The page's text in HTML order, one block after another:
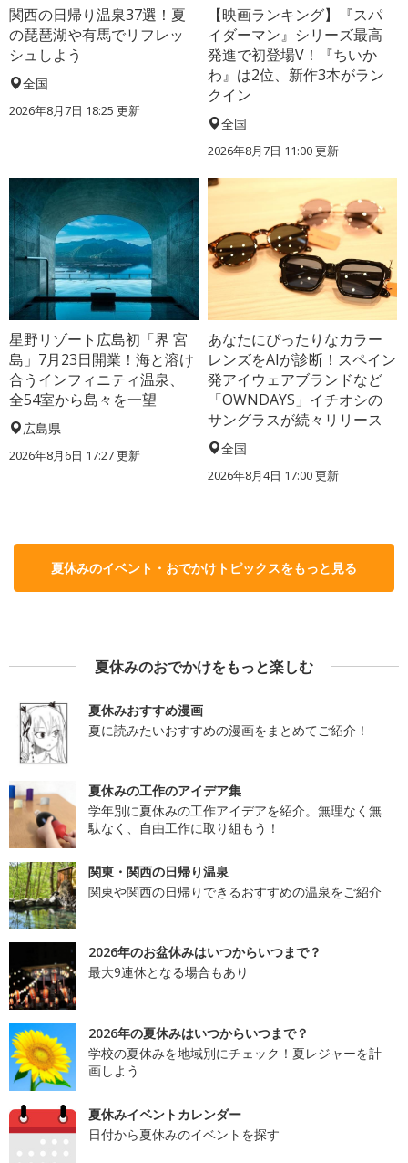
関西の日帰り温泉37選！夏
の琵琶湖や有馬でリフレッ
シュしよう
全国
2026年8月7日 18:25 更新
【映画ランキング】『スパ
イダーマン』シリーズ最高
発進で初登場V！『ちいか
わ』は2位、新作3本がラン
クイン
全国
2026年8月7日 11:00更新
星野リゾート広島初「界 宮
島」7月23日開業！海と溶け
合うインフィニティ温泉、
全54室から島々を一望
広島県
2026年8月6日 17:27更新
あなたにぴったりなカラー
レンズをAIが診断！スペイン
発アイウェアブランドなど
「OWNDAYS」イチオシの
サングラスが続々リリース
全国
2026年8月4日 17:00更新
夏休みのイベント・おでかけトピックスをもっと見る
夏休みのおでかけをもっと楽しむ
夏休みおすすめ漫画
夏に読みたいおすすめの漫画をまとめてご紹介！
夏休みの工作のアイデア集
学年別に夏休みの工作アイデアを紹介。無理なく無
駄なく、自由工作に取り組もう！
関東・関西の日帰り温泉
関東や関西の日帰りできるおすすめの温泉をご紹介
2026年のお盆休みはいつからいつまで？
最大9連休となる場合もあり
2026年の夏休みはいつからいつまで？
学校の夏休みを地域別にチェック！夏レジャーを計
画しよう
夏休みイベントカレンダー
日付から夏休みのイベントを探す